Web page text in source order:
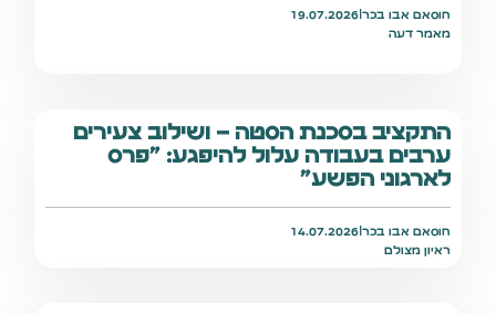
חוסאם אבו בכר |
19.07.2026
מאמר דעה
התקציב בסכנת הסטה – ושילוב צעירים
ערבים בעבודה עלול להיפגע: "פרס
לארגוני הפשע"
חוסאם אבו בכר |
14.07.2026
ראיון מצולם